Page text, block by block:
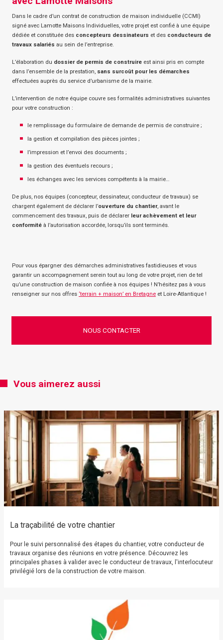
Dans le cadre d’un contrat de construction de maison individuelle (CCMI)
signé avec Lamotte Maisons Individuelles, votre projet est confié à une équipe
dédiée et constituée des concepteurs dessinateurs et des conducteurs de
travaux salariés au sein de l’entreprise.
L’élaboration du dossier de permis de construire est ainsi pris en compte
dans l’ensemble de la prestation, sans surcoût pour les démarches
effectuées auprès du service d’urbanisme de la mairie.
L’intervention de notre équipe couvre ses formalités administratives suivantes
pour votre construction :
le remplissage du formulaire de demande de permis de construire ;
la gestion et compilation des pièces jointes ;
l’impression et l’envoi des documents ;
la gestion des éventuels recours ;
les échanges avec les services compétents à la mairie…
De plus, nos équipes (concepteur, dessinateur, conducteur de travaux) se
chargent également de déclarer l’ouverture du chantier, avant le
commencement des travaux, puis de déclarer leur achèvement et leur
conformité à l’autorisation accordée, lorsqu’ils sont terminés.
Pour vous épargner des démarches administratives fastidieuses et vous
garantir un accompagnement serein tout au long de votre projet, rien de tel
qu’une construction de maison confiée à nos équipes ! N’hésitez pas à vous
renseigner sur nos offres ‘terrain + maison’ en Bretagne et Loire-Atlantique !
NOUS CONTACTER
Vous aimerez aussi
La traçabilité de votre chantier
Pour le suivi personnalisé des étapes du chantier, votre conducteur de
travaux organise des réunions en votre présence. Découvrez les
principales phases à valider avec le conducteur de travaux, l'interlocuteur
privilégié lors de la construction de votre maison.